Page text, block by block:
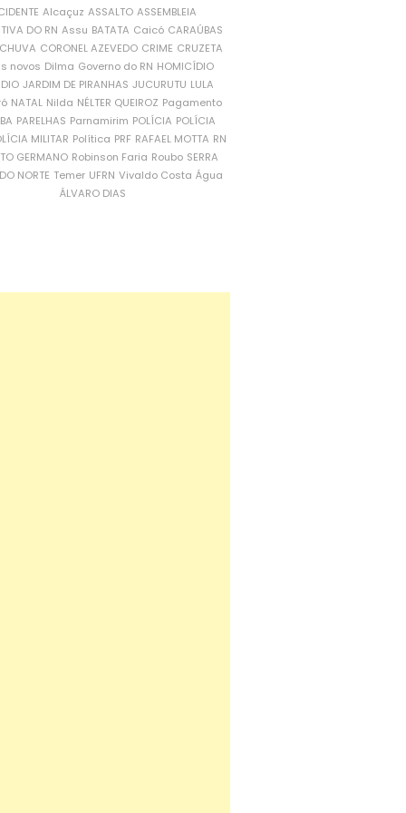
Alcaçuz ASSALTO ASSEMBLEIA
DO RN Assu BATATA Caicó CARAÚBAS
CORONEL AZEVEDO CRIME CRUZETA
novos Dilma Governo do RN HOMICÍDIO
JARDIM DE PIRANHAS JUCURUTU LULA
NATAL Nilda NÉLTER QUEIROZ Pagamento
PARELHAS Parnamirim POLÍCIA POLÍCIA
MILITAR Política PRF RAFAEL MOTTA RN
GERMANO Robinson Faria Roubo SERRA
NORTE Temer UFRN Vivaldo Costa Água
ÁLVARO DIAS